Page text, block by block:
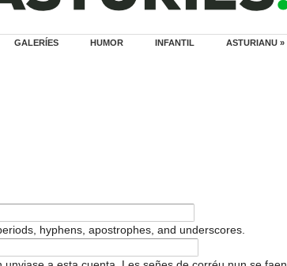
GALERÍES HUMOR INFANTIL ASTURIANU »
hyphens, apostrophes, and underscores.